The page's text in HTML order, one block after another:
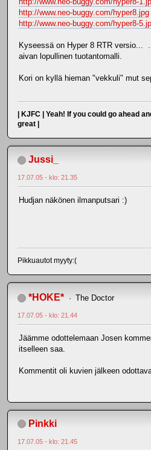
http://www.neo-buggy.com/hyper8.jpg
http://www.neo-buggy.com/hyper8-
Kyseessä on Hyper 8 RTR versio...
aivan lopullinen tuotantomalli.
Kori on kyllä hieman "vekkuli" mut
| KJFC | Yeah! If you could go ahead
great |
Jussi_
17.07.05 - klo: 21.35
Hudjan näkönen ilmanputsari :)
Pikkuautot myyty:(
*HOKE* The Doctor
17.07.05 - klo: 21.44
Jäämme odottelemaan Josen
itselleen saa.
Kommentit oli kuvien jälkeen
Pinkki
17.07.05 - klo: 21.45